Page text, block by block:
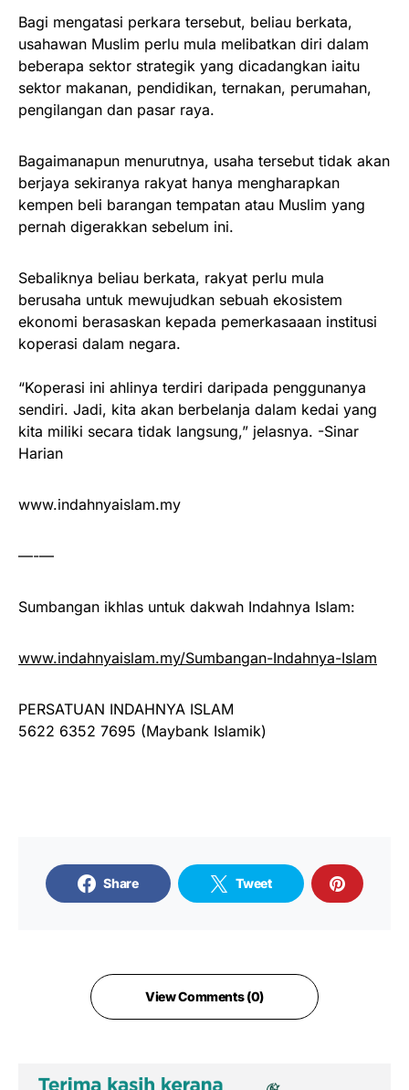
Bagi mengatasi perkara tersebut, beliau berkata,
usahawan Muslim perlu mula melibatkan diri dalam
beberapa sektor strategik yang dicadangkan iaitu
sektor makanan, pendidikan, ternakan, perumahan,
pengilangan dan pasar raya.
Bagaimanapun menurutnya, usaha tersebut tidak akan
berjaya sekiranya rakyat hanya mengharapkan
kempen beli barangan tempatan atau Muslim yang
pernah digerakkan sebelum ini.
Sebaliknya beliau berkata, rakyat perlu mula
berusaha untuk mewujudkan sebuah ekosistem
ekonomi berasaskan kepada pemerkasaaan institusi
koperasi dalam negara.
“Koperasi ini ahlinya terdiri daripada penggunanya
sendiri. Jadi, kita akan berbelanja dalam kedai yang
kita miliki secara tidak langsung,” jelasnya. -Sinar
Harian
www.indahnyaislam.my
—-—
Sumbangan ikhlas untuk dakwah Indahnya Islam:
www.indahnyaislam.my/Sumbangan-Indahnya-Islam
PERSATUAN INDAHNYA ISLAM
5622 6352 7695 (Maybank Islamik)
Share Tweet
View Comments (0)